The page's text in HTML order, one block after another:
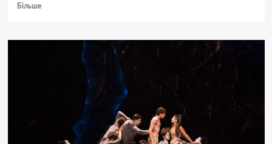
БільшеДокладніше
Кобеляцької
відремонтували